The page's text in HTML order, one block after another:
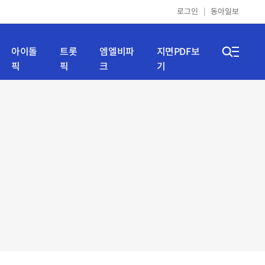
로그인 동아일보
아이돌
픽
트롯
픽
엠엘비파
크
지면PDF보
기